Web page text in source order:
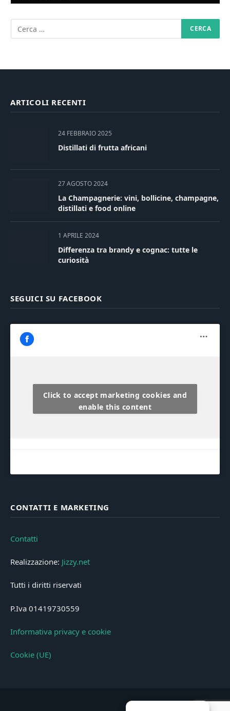
ARTICOLI RECENTI
24 FEBBRAIO 2025
Distillati di frutta africani
27 AGOSTO 2024
La Champagnerie: vini, bollicine, champagne,
distillati e food online
1 APRILE 2024
Differenza tra brandy e cognac: tutte le
curiosità
SEGUICI SU FACEBOOK
Click to accept marketing cookies and
enable this content
CONTATTI E MARKETING
Contatti
Realizzazione: Jizzy.net
Tutti i diritti riservati
P.Iva 01419730559
Informativa privacy e cookie
Cookie (UE)